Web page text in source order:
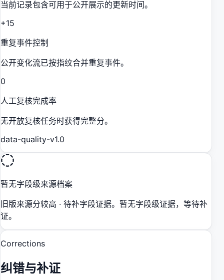
当前记录包含可用于公开展示的更新时间。
+15
重复事件控制
公开变化流已按指纹合并重复事件。
0
人工复核完成率
无开放复核任务时获得完整分。
data-quality-v1.0
暂无字段级来源档案
旧版来源分较高 · 待补字段证据。暂无字段级证据，等待补
证。
Corrections
纠错与补证